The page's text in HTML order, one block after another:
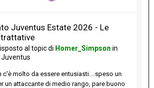
Juventus Estate 2026 - Le
al topic di Homer_Simpson in
c'è molto da essere entusiasti....speso un
un attaccante di medio rango, pare buono